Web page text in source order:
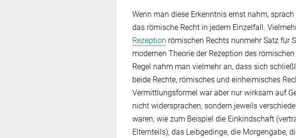
Wenn man diese Erkenntnis ernst nahm,
das römische Recht in jedem Einzelfall.
Rezeption römischen Rechts nunmehr Satz für
modernen Theorie der Rezeption des
Regel nahm man vielmehr an, dass sich
beide Rechte, römisches und einheimisches
Vermittlungsformel war aber nur wirksam auf
nicht widersprachen, sondern jeweils
waren, wie zum Beispiel die Einkindschaft
Elternteils), das Leibgedinge, die Morgengabe,